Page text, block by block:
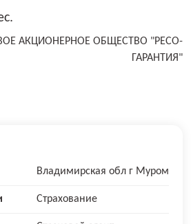
АКЦИОНЕРНОЕ ОБЩЕСТВО "РЕСО-
ГАРАНТИЯ"
Владимирская обл г Муром
Страхование